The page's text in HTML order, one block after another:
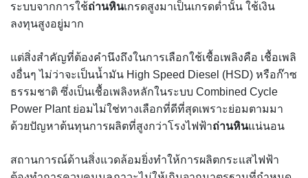
ระบบจากการใช้ถ่านหินเกรดสูงมาเป็นเกรดต่ำนั้น ใช้เงิน
ลงทุนสูงอยู่มาก
แต่สิ่งสำคัญที่ต้องคำนึงถึงในการเลือกใช้เชื้อเพลิงคือ เชื้อเพลิ
งอื่นๆ ไม่ว่าจะเป็นน้ำมัน High Speed Diesel (HSD) หรือก๊าซ
ธรรมชาติ ซึ่งเป็นเชื้อเพลิงหลักในระบบ Combined Cycle
Power Plant ย่อมไม่ใช่ทางเลือกที่ดีที่สุดเพราะย่อมตามมา
ด้วยปัญหาต้นทุนการผลิตที่สูงกว่าโรงไฟฟ้าถ่านหินแน่นอน
สถานการณ์ด้านสิ่งแวดล้อมยิ่งทำให้การผลิตกระแสไฟฟ้า